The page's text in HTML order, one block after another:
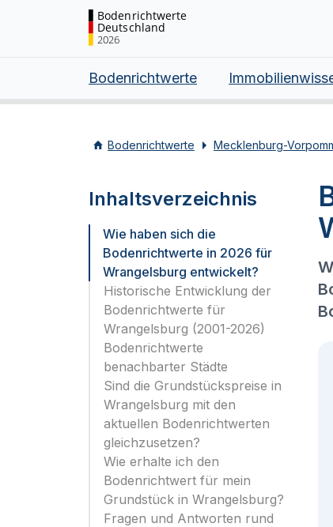
Bodenrichtwerte
Deutschland
2026
Bodenrichtwerte
Bodenrichtwerte Mecklenburg-
Inhaltsverzeichnis
Wie haben sich die
Bodenrichtwerte in 2026 für
Wrangelsburg entwickelt?
Historische Entwicklung der
Bodenrichtwerte für
Wrangelsburg (2001-2026)
Bodenrichtwerte
benachbarter Städte
Sind die Grundstückspreise in
Wrangelsburg mit den
aktuellen Bodenrichtwerten
gleichzusetzen?
Wie erhalte ich den
Bodenrichtwert für mein
Grundstück in Wrangelsburg?
Fragen und Antworten rund